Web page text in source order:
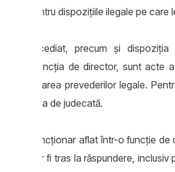
Stat pentru dispozițiile ilegale pe care
concediat, precum și dispoziția
în funcția de director, sunt acte
cu încălcarea prevederilor legale.
în instanța de judecată.
un funcționar aflat într-o funcție
ar fi tras la răspundere,